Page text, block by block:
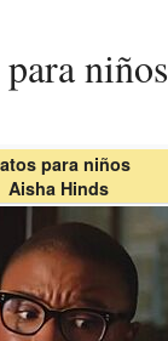
para niños
para niños
Aisha Hinds